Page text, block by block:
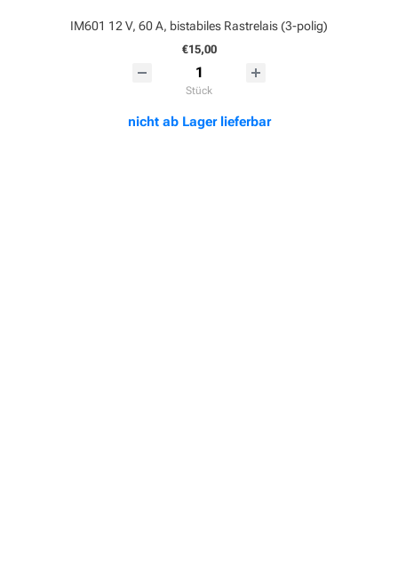
IM601 12 V, 60 A, bistabiles Rastrelais (3-polig)
€15,00
Stück
nicht ab Lager lieferbar